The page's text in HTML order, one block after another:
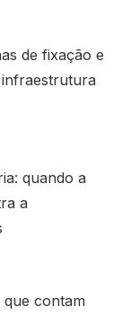
de fixação e
quando a
a
que contam